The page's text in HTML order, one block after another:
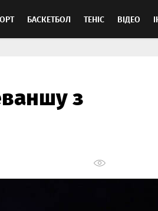
БАСКЕТБОЛ ТЕНІС ВІДЕО
з